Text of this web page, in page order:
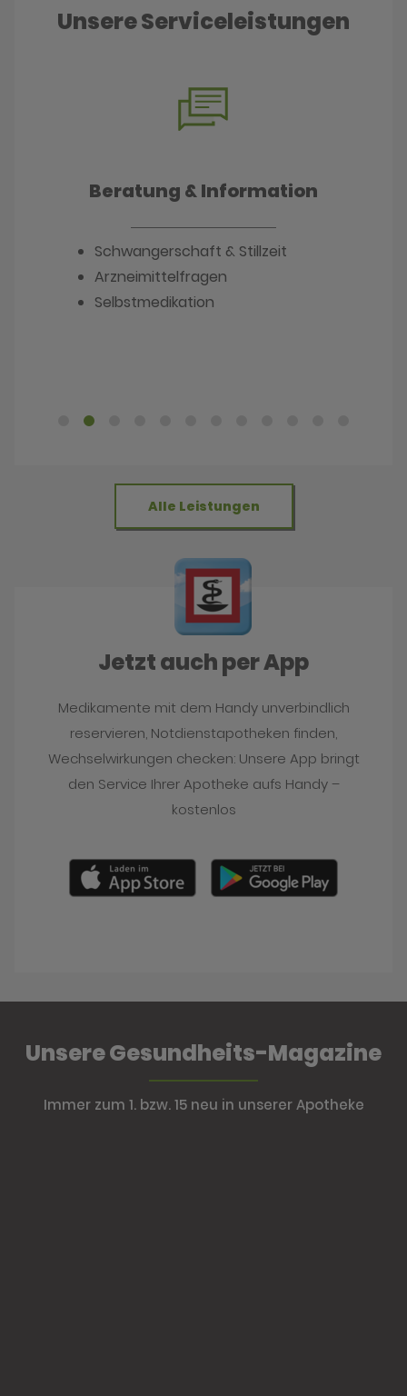
Unsere Serviceleistungen
Beratung & Information
Schwangerschaft & Stillzeit
Arzneimittelfragen
Selbstmedikation
Alle Leistungen
Jetzt auch per App
Medikamente mit dem Handy unverbindlich
reservieren, Notdienstapotheken finden,
Wechselwirkungen checken: Unsere App bringt
den Service Ihrer Apotheke aufs Handy –
kostenlos
Unsere Gesundheits-Magazine
Immer zum 1. bzw. 15 neu in unserer Apotheke